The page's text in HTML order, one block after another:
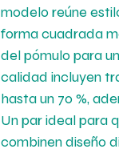
modelo reúne
forma cuadrada
del pómulo para
calidad incluyen
hasta un 70 %,
Un par ideal para
combinen diseño